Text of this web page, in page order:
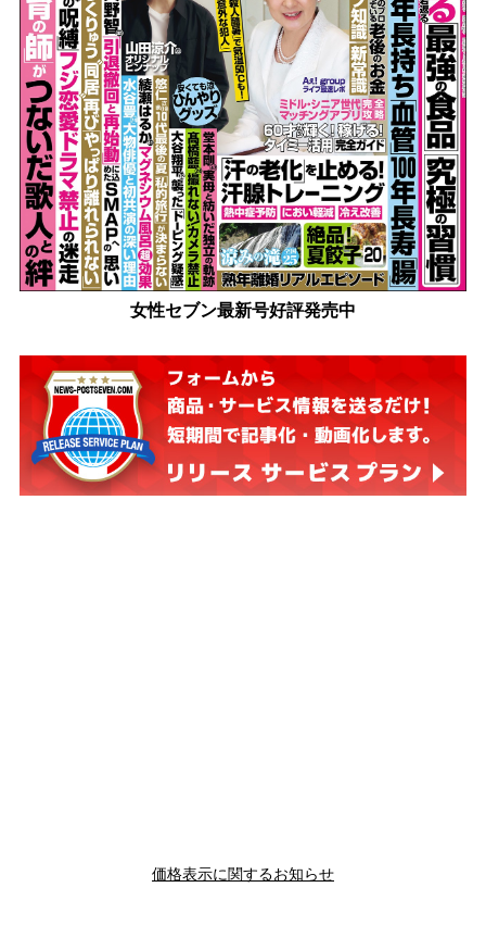
女性セブン最新号好評発売中
価格表示に関するお知らせ